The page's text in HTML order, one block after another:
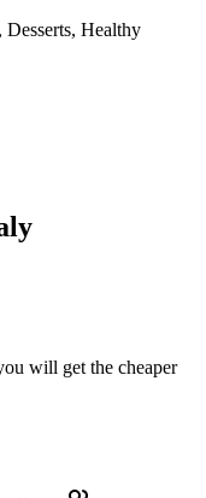
Desserts, Healthy
will get the cheaper